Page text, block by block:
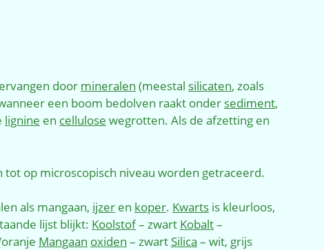
door mineralen (meestal silicaten, zoals
een boom bedolven raakt onder sediment,
lignine en cellulose wegrotten. Als de afzetting en
op microscopisch niveau worden getraceerd.
als mangaan, ijzer en koper. Kwarts is kleurloos,
lijst blijkt: Koolstof– zwart Kobalt–
Mangaan oxiden – zwart Silica – wit, grijs